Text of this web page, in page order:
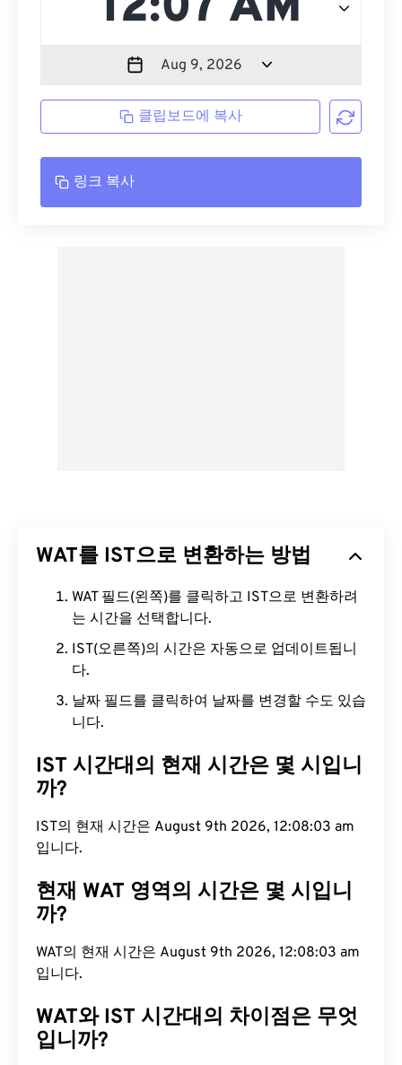
클립보드에 복사
링크 복사
WAT를 IST으로 변환하는 방법
WAT 필드(왼쪽)를 클릭하고 IST으로 변환하려
는 시간을 선택합니다.
IST(오른쪽)의 시간은 자동으로 업데이트됩니
다.
날짜 필드를 클릭하여 날짜를 변경할 수도 있습
니다.
IST 시간대의 현재 시간은 몇 시입니
까?
IST의 현재 시간은 August 9th 2026, 12:08:04 am
입니다.
현재 WAT 영역의 시간은 몇 시입니
까?
WAT의 현재 시간은 August 9th 2026, 12:08:04 am
입니다.
WAT와 IST 시간대의 차이점은 무엇
입니까?